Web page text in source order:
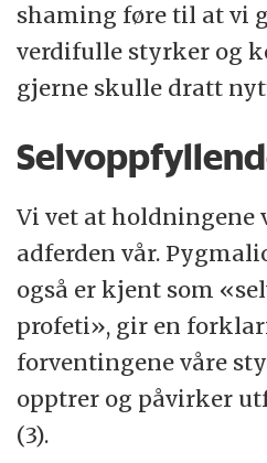
shaming føre til at vi
verdifulle styrker og
gjerne skulle dratt
Vi vet at holdningene
adferden vår.
også er kjent som
profeti», gir en
forventingene våre
opptrer og påvirker
(3).